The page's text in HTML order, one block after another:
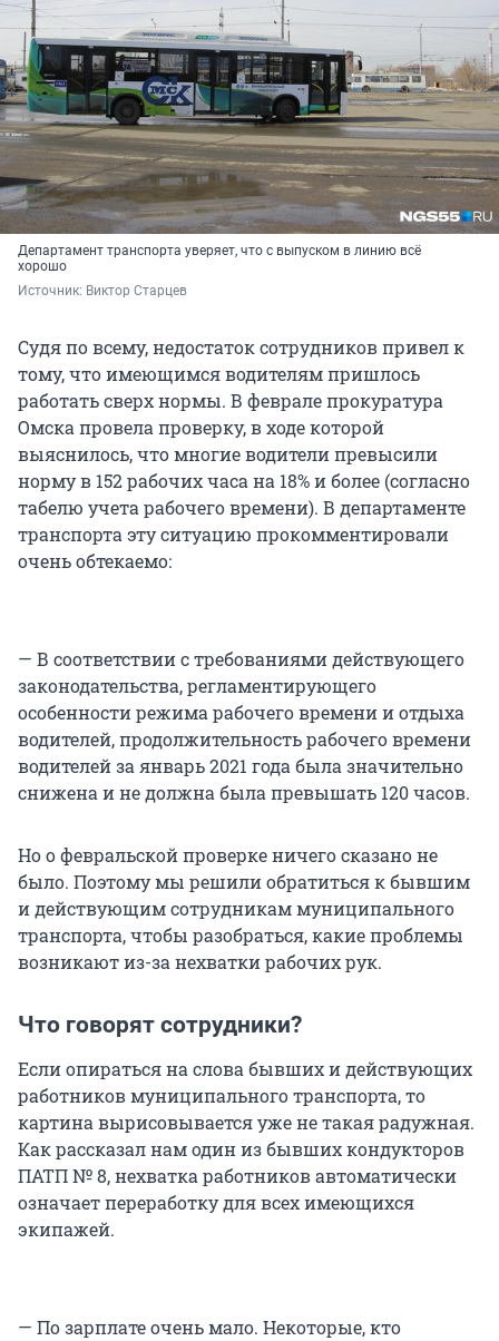
Департамент транспорта уверяет, что с выпуском в линию всё
хорошо
Источник: Виктор Старцев
Судя по всему, недостаток сотрудников привел к
тому, что имеющимся водителям пришлось
работать сверх нормы. В феврале прокуратура
Омска провела проверку, в ходе которой
выяснилось, что многие водители превысили
норму в 152 рабочих часа на 18% и более (согласно
табелю учета рабочего времени). В департаменте
транспорта эту ситуацию прокомментировали
очень обтекаемо:
— В соответствии с требованиями действующего
законодательства, регламентирующего
особенности режима рабочего времени и отдыха
водителей, продолжительность рабочего времени
водителей за январь 2021 года была значительно
снижена и не должна была превышать 120 часов.
Но о февральской проверке ничего сказано не
было. Поэтому мы решили обратиться к бывшим
и действующим сотрудникам муниципального
транспорта, чтобы разобраться, какие проблемы
возникают из-за нехватки рабочих рук.
Что говорят сотрудники?
Если опираться на слова бывших и действующих
работников муниципального транспорта, то
картина вырисовывается уже не такая радужная.
Как рассказал нам один из бывших кондукторов
ПАТП № 8, нехватка работников автоматически
означает переработку для всех имеющихся
экипажей.
— По зарплате очень мало. Некоторые, кто